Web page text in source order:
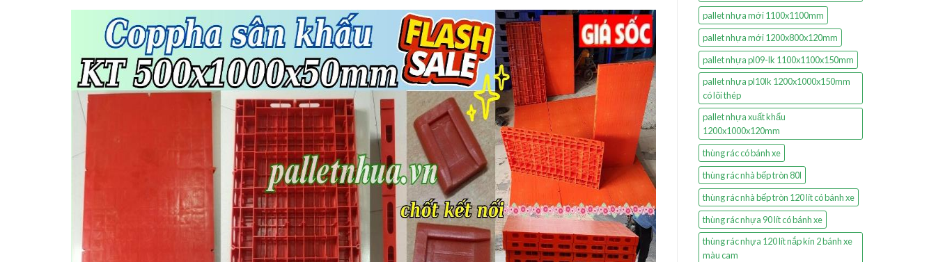
pallet nhựa mới 1100x1100mm
pallet nhựa mới 1200x800x120mm
pallet nhựa pl09-lk 1100x1100x150mm
pallet nhựa pl10lk 1200x1000x150mm
có lõi thép
pallet nhựa xuất khẩu
1200x1000x120mm
thùng rác có bánh xe
thùng rác nhà bếp tròn 80l
thùng rác nhà bếp tròn 120 lít có bánh xe
thùng rác nhựa 90 lít có bánh xe
thùng rác nhựa 120 lít nắp kín 2 bánh xe
màu cam